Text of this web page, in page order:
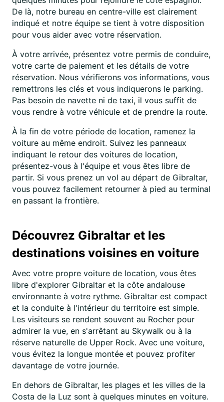
De là, notre bureau en centre-ville est clairement
indiqué et notre équipe se tient à votre disposition
pour vous aider avec votre réservation.
À votre arrivée, présentez votre permis de conduire,
votre carte de paiement et les détails de votre
réservation. Nous vérifierons vos informations, vous
remettrons les clés et vous indiquerons le parking.
Pas besoin de navette ni de taxi, il vous suffit de
vous rendre à votre véhicule et de prendre la route.
À la fin de votre période de location, ramenez la
voiture au même endroit. Suivez les panneaux
indiquant le retour des voitures de location,
présentez-vous à l'équipe et vous êtes libre de
partir. Si vous prenez un vol au départ de Gibraltar,
vous pouvez facilement retourner à pied au terminal
en passant la frontière.
Découvrez Gibraltar et les
destinations voisines en voiture
Avec votre propre voiture de location, vous êtes
libre d'explorer Gibraltar et la côte andalouse
environnante à votre rythme. Gibraltar est compact
et la conduite à l'intérieur du territoire est simple.
Les visiteurs se rendent souvent au Rocher pour
admirer la vue, en s'arrêtant au Skywalk ou à la
réserve naturelle de Upper Rock. Avec une voiture,
vous évitez la longue montée et pouvez profiter
davantage de votre journée.
En dehors de Gibraltar, les plages et les villes de la
Costa de la Luz sont à quelques minutes en voiture.